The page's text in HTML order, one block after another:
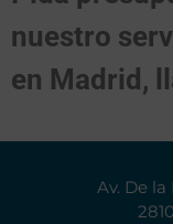
nuestro
en Madrid,
Av. De la